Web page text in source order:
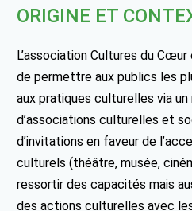
ORIGINE ET
L’association Cultures du
de permettre aux publics les
aux pratiques culturelles via
d’associations culturelles et
d’invitations en faveur de
culturels (théâtre, musée,
ressortir des capacités mais
des actions culturelles avec